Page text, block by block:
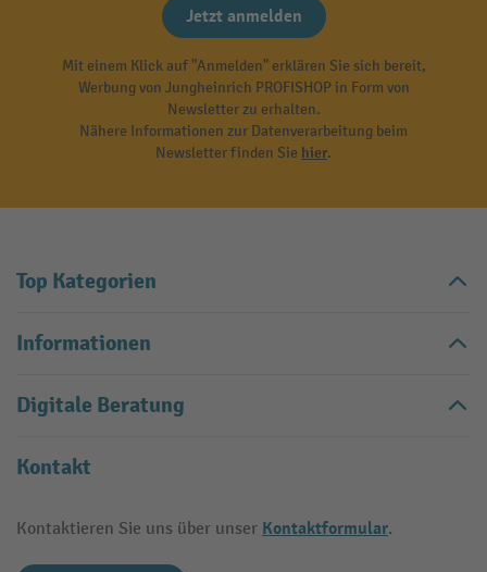
Jetzt anmelden
Mit einem Klick auf "Anmelden" erklären Sie sich bereit,
Werbung von Jungheinrich PROFISHOP in Form von
Newsletter zu erhalten.
Nähere Informationen zur Datenverarbeitung beim
Newsletter finden Sie hier.
Top Kategorien
Informationen
Digitale Beratung
Kontakt
Kontaktieren Sie uns über unser Kontaktformular.